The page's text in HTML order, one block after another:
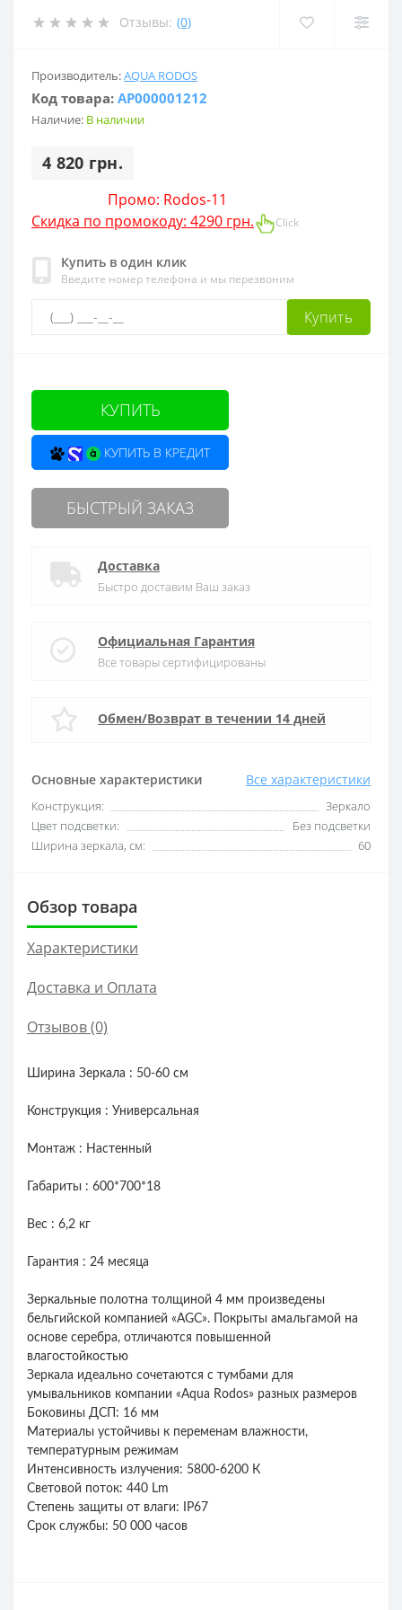
Отзывы: (0)
Производитель:AQUA RODOS
Код товара: АР000001212
Наличие: В наличии
4 820 грн.
Промо: Rodos-11
Скидка по промокоду: 4290 грн.
Click
Купить в один клик
Введите номер телефона и мы перезвоним
Купить
Основные характеристики Все характеристики
Конструкция:
Зеркало
Цвет подсветки:
Без подсветки
Ширина зеркала, см:
60
КУПИТЬ
КУПИТЬ В КРЕДИТ
БЫСТРЫЙ ЗАКАЗ
Доставка
Быстро доставим Ваш заказ
Официальная Гарантия
Все товары сертифицированы
Обмен/Возврат в течении 14 дней
Обзор товара
Характеристики
Доставка и Оплата
Отзывов (0)
Ширина Зеркала : 50-60 см
Конструкция : Универсальная
Монтаж : Настенный
Габариты : 600*700*18
Вес : 6,2 кг
Гарантия : 24 месяца
Зеркальные полотна толщиной 4 мм произведены
бельгийской компанией «AGС». Покрыты амальгамой на
основе серебра, отличаются повышенной
влагостойкостью
Зеркала идеально сочетаются с тумбами для
умывальников компании «Aqua Rodos» разных размеров
Боковины ДСП: 16 мм
Материалы устойчивы к переменам влажности,
температурным режимам
Интенсивность излучения: 5800-6200 К
Световой поток: 440 Lm
Степень защиты от влаги: IP67
Срок службы: 50 000 часов